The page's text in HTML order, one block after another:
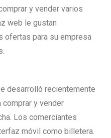
y vender varios
web le gustan
ofertas para su empresa
desarrolló recientemente
comprar y vender
Los comerciantes
móvil como billetera.